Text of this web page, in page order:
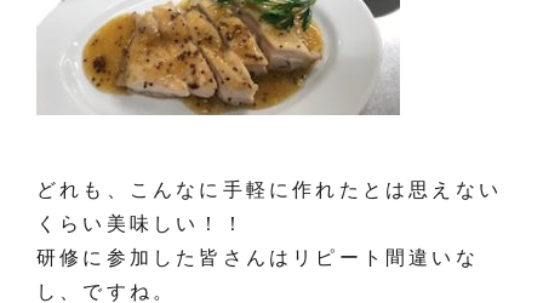
どれも、こんなに手軽に作れたとは思えない
くらい美味しい！！
研修に参加した皆さんはリピート間違いな
し、ですね。